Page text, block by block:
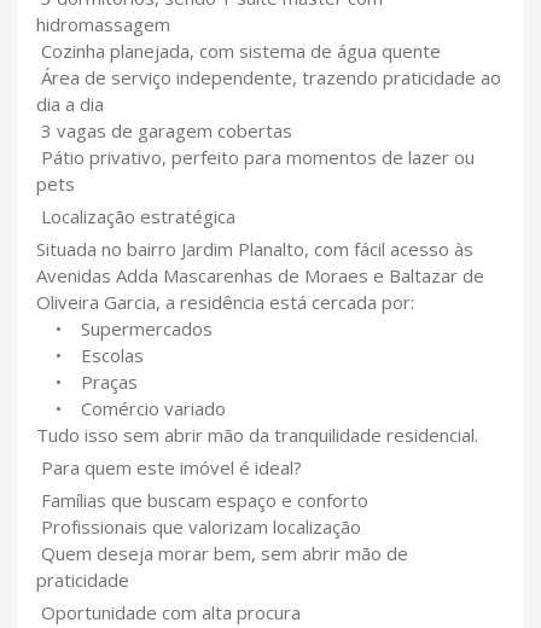
hidromassagem
Cozinha planejada, com sistema de água quente
Área de serviço independente, trazendo praticidade ao
dia a dia
3 vagas de garagem cobertas
Pátio privativo, perfeito para momentos de lazer ou
pets
Localização estratégica
Situada no bairro Jardim Planalto, com fácil acesso às
Avenidas Adda Mascarenhas de Moraes e Baltazar de
Oliveira Garcia, a residência está cercada por:
• Supermercados
• Escolas
• Praças
• Comércio variado
Tudo isso sem abrir mão da tranquilidade residencial.
Para quem este imóvel é ideal?
Famílias que buscam espaço e conforto
Profissionais que valorizam localização
Quem deseja morar bem, sem abrir mão de
praticidade
Oportunidade com alta procura